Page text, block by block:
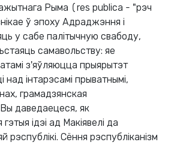
Рыма (res publica - "рэч
ў эпоху Адраджэння і
у сабе палітычную свабоду,
самавольству: яе
з'яўляюцца прыярытэт
над інтарэсамі прыватнымі,
грамадзянская
даведаецеся, як
ідэі ад Макіявелі да
рэспублікі. Сёння рэспубліканізм